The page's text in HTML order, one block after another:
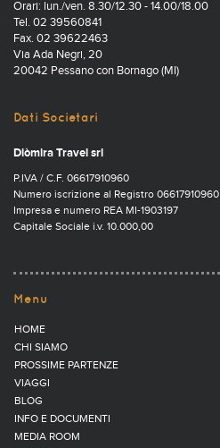
Orari: lun./ven. 8.30/12.30 - 14.00/18.00
Tel. 02 39560841
Fax. 02 39622463
Via Ada Negri, 20
20042 Pessano con Bornago (MI)
Dati Societari
Diòmira Travel srl
P.IVA / C.F. 06617910960
Numero iscrizione al Registro 06617910960
Impresa e numero REA MI-1903197
Capitale Sociale i.v. 10.000,00
Menu
HOME
CHI SIAMO
PROSSIME PARTENZE
VIAGGI
BLOG
INFO E DOCUMENTI
MEDIA ROOM